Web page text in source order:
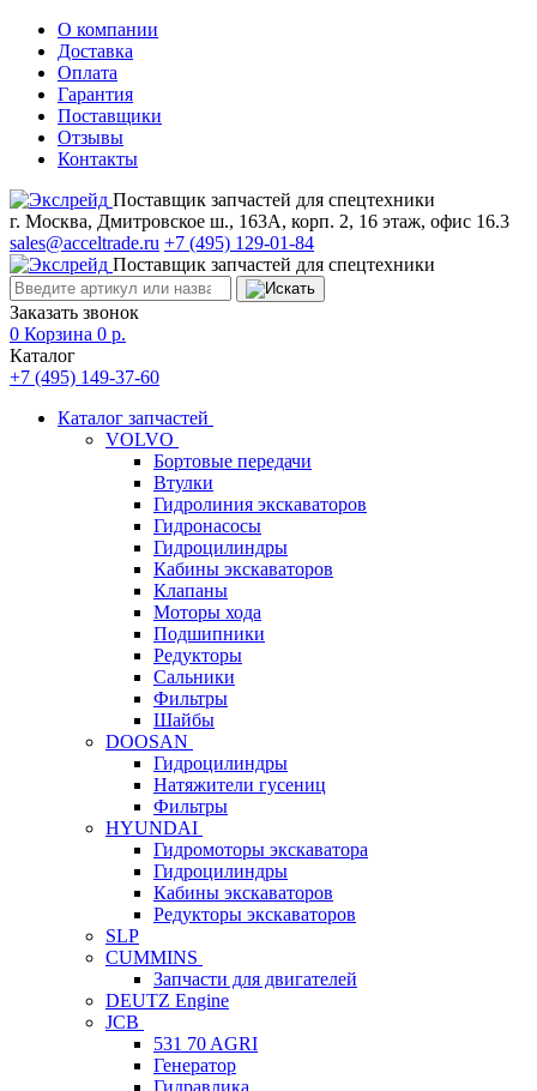
О компании
Доставка
Оплата
Гарантия
Поставщики
Отзывы
Контакты
Поставщик запчастей для спецтехники
г. Москва, Дмитровское ш., 163А, корп. 2, 16 этаж, офис 16.3
sales@acceltrade.ru +7 (495) 129-01-84
Поставщик запчастей для спецтехники
Заказать звонок
0 Корзина 0 р.
Каталог
+7 (495) 149-37-60
Каталог запчастей
VOLVO
Бортовые передачи
Втулки
Гидролиния экскаваторов
Гидронасосы
Гидроцилиндры
Кабины экскаваторов
Клапаны
Моторы хода
Подшипники
Редукторы
Сальники
Фильтры
Шайбы
DOOSAN
Гидроцилиндры
Натяжители гусениц
Фильтры
HYUNDAI
Гидромоторы экскаватора
Гидроцилиндры
Кабины экскаваторов
Редукторы экскаваторов
SLP
CUMMINS
Запчасти для двигателей
DEUTZ Engine
JCB
531 70 AGRI
Генератор
Гидравлика